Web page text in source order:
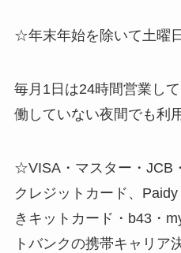
☆年末年始を除いて土曜
毎月1日は24時間営業し
働していない夜間でも利
☆VISA・マスター・
クレジットカード、
きキットカード・b43・
トバンクの携帯キャリア